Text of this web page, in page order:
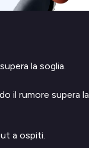
la soglia.
il rumore supera la
a ospiti.